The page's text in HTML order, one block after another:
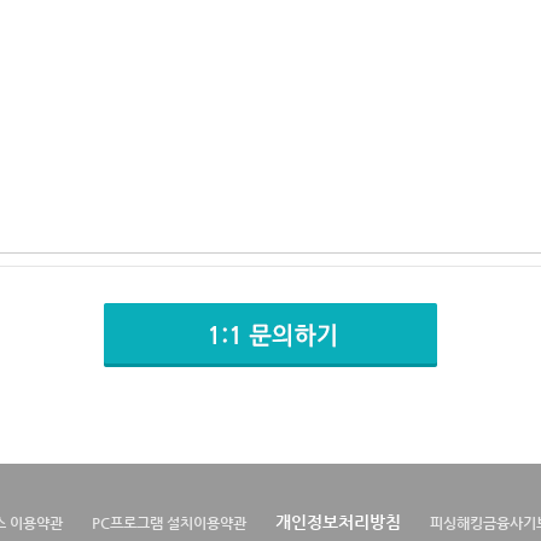
이용약관 PC프로그램 설치이용약관 개인정보처리방침 피싱해킹금융사기